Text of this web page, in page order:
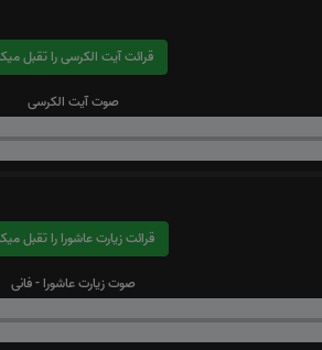
قرائت آیت الکرسی را تقبل میکنم
صوت آیت الکرسی
قرائت زیارت عاشورا را تقبل میکنم
صوت زیارت عاشورا - فانی